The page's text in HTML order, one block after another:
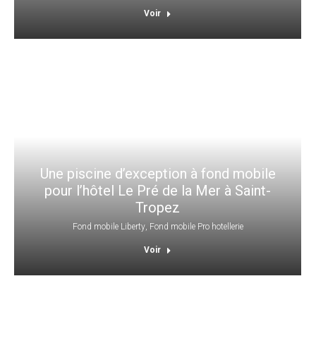
Voir
Une piscine d’exception à fond mobile
pour l’hôtel Le Pré de la Mer à Saint-
Tropez
Fond mobile Liberty, Fond mobile Pro hotellerie
Voir